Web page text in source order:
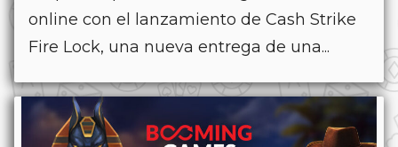
online con el lanzamiento de Cash Strike
Fire Lock, una nueva entrega de una...